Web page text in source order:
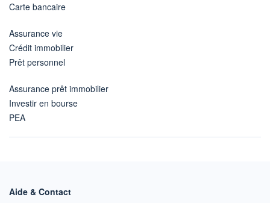
Carte bancaire
Assurance vie
Crédit immobilier
Prêt personnel
Assurance prêt immobilier
Investir en bourse
PEA
Aide & Contact